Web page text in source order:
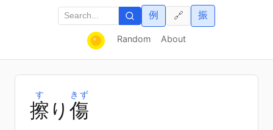
Random About
例 振
🔗
擦
す
り 傷
きず